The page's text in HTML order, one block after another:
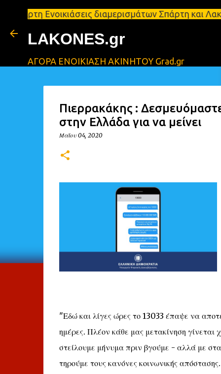
διαμερισμάτων Σπάρτη και
LAKONES.gr
ΑΓΟΡΑ ΕΝΟΙΚΙΑΣΗ ΑΚΙΝΗΤΟΥ Grad.gr
Πιερρακάκης :
στην Ελλάδα για να μείνει
Μαΐου 04, 2020
"Εδώ και λίγες ώρες το 13033 έπαψε να
ημέρες. Πλέον κάθε μας μετακίνηση
στείλουμε μήνυμα πριν βγούμε - αλλά με
τηρούμε τους κανόνες κοινωνικής απόστασης.